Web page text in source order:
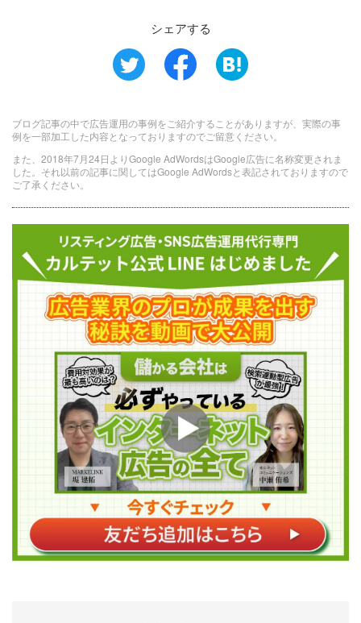
シェアする
ブログ記事の中で広告運用の事例をご紹介することがありますが、実際の事
例を一部加工した内容となっておりますのでご留意ください。
また、2018年7月24日よりGoogle AdWordsはGoogle広告に名称変更されま
した。それ以前の記事に関してはGoogle AdWordsと表記されておりますので
ご了承ください。